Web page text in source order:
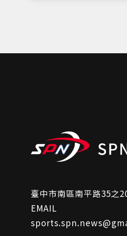
臺中市南區南平路35之
EMAIL